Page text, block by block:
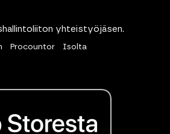
yhteistyöjäsen.
Procountor Isolta